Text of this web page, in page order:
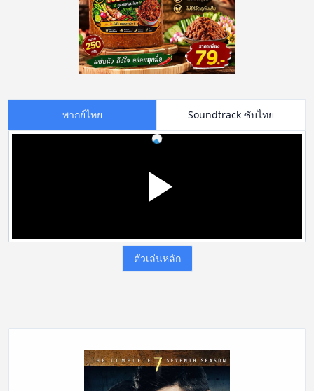
พากย์ไทย Soundtrack ซับไทย
ตัวเล่นหลัก